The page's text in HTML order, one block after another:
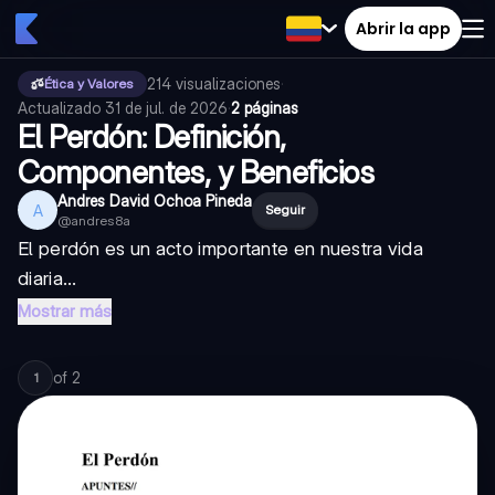
Abrir la app
Ética y Valores 214 visualizaciones·
Actualizado 31 de jul. de 2026·2 páginas
El Perdón: Definición,
Componentes, y Beneficios
A Andres David Ochoa Pineda
@andres8a
Seguir
El perdón es un acto importante en nuestra vida
diaria...
Mostrar más
1 of 2